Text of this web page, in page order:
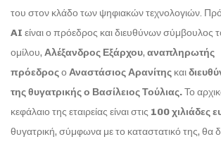
του στον κλάδο των ψηφιακών τεχνολογιών.
AI είναι ο πρόεδρος και διευθύνων σύμβουλος
ομίλου, Αλέξανδρος Εξάρχου, αναπληρωτής
πρόεδροςοΑναστάσιος Αρανίτης και
της θυγατρικής ο Βασίλειος Τούλιας.Το
κεφάλαιο της εταιρείας είναι στις 100 χιλιάδες
θυγατρική, σύμφωνα με το καταστατικό της, θα